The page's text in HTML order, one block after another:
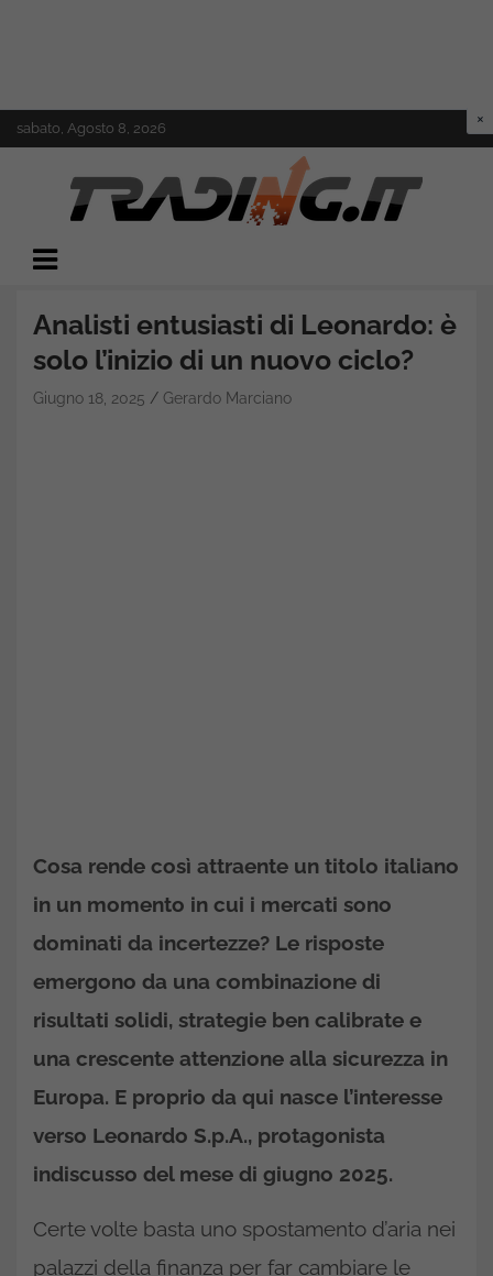
to
sabato, Agosto 8, 2026
Trading.it
Analisti entusiasti di Leonardo: è
solo l’inizio di un nuovo ciclo?
Giugno 18, 2025 Gerardo Marciano
Cosa rende così attraente un titolo italiano
in un momento in cui i mercati sono
dominati da incertezze? Le risposte
emergono da una combinazione di
risultati solidi, strategie ben calibrate e
una crescente attenzione alla sicurezza in
Europa. E proprio da qui nasce l’interesse
verso Leonardo S.p.A., protagonista
indiscusso del mese di giugno 2025.
Certe volte basta uno spostamento d’aria nei
palazzi della finanza per far cambiare le